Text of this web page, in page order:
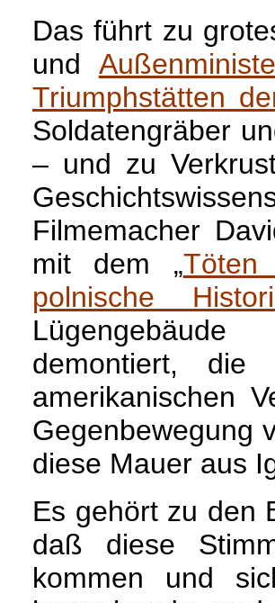
Das führt zu
und
Triumphstätten
Soldatengräber
– und zu
Filmemacher
mit dem „Töten
polnische
demontiert, die
amerikanischen
Gegenbewegung
diese Mauer aus
Es gehört zu den
daß diese
kommen und